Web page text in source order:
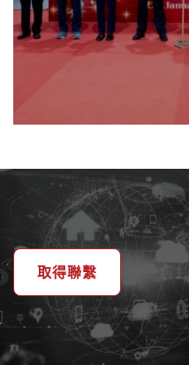
取得聯繫